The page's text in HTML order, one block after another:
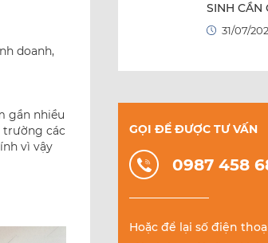
doanh,
gần nhiều
trường các
vì vậy
SINH CẦN
31/07/
GỌI ĐỂ ĐƯỢC TƯ VẤN
0987 458
Hoặc để lại số điện